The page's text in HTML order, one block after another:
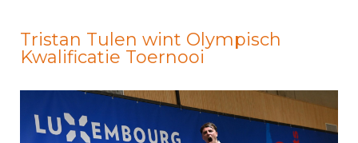
Tristan Tulen wint Olympisch
Kwalificatie Toernooi